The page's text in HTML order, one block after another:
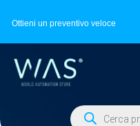
Ottieni un preventivo veloce